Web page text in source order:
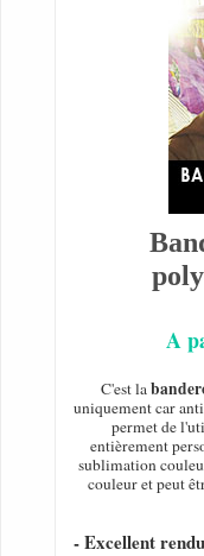
A
C'est la
uniquement car
permet de
entièrement
sublimation
couleur et peut
- Excellent